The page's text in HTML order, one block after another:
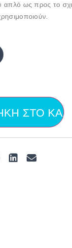
απλό ως προς το
ΣΤΟ